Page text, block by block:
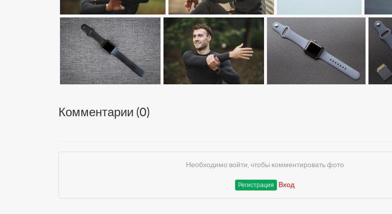
Комментарии (0)
Необходимо войти, чтобы комментировать фото
Регистрация Вход